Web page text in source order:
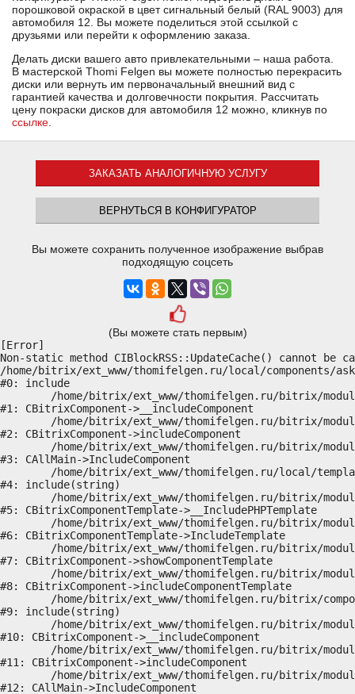
порошковой окраской в цвет сигнальный белый (RAL 9003) для
автомобиля 12. Вы можете поделиться этой ссылкой с
друзьями или перейти к оформлению заказа.
Делать диски вашего авто привлекательными – наша работа.
В мастерской Thomi Felgen вы можете полностью перекрасить
диски или вернуть им первоначальный внешний вид с
гарантией качества и долговечности покрытия. Рассчитать
цену покраски дисков для автомобиля 12 можно, кликнув по
ссылке.
ЗАКАЗАТЬ АНАЛОГИЧНУЮ УСЛУГУ
ВЕРНУТЬСЯ В КОНФИГУРАТОР
Вы можете сохранить полученное изображение выбрав
подходящую соцсеть
(Вы можете стать первым)
[Error]
Non-static method CIBlockRSS::UpdateCache() cannot
/home/bitrix/ext_www/thomifelgen.ru/local/components/
#0: include
#1: CBitrixComponent->__includeComponent
#2: CBitrixComponent->includeComponent
#3: CAllMain->IncludeComponent
#4: include(string)
#5: CBitrixComponentTemplate->__IncludePHPTemplate
#6: CBitrixComponentTemplate->IncludeTemplate
#7: CBitrixComponent->showComponentTemplate
#8: CBitrixComponent->includeComponentTemplate
#9: include(string)
#10: CBitrixComponent->__includeComponent
#11: CBitrixComponent->includeComponent
#12: CAllMain->IncludeComponent